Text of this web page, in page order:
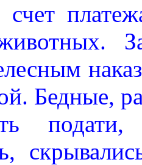
Бедные,